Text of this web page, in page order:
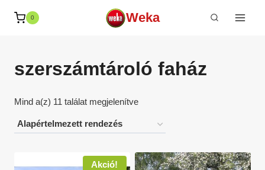
0 Weka
szerszámtároló faház
Mind a(z) 11 találat megjelenítve
Akció!